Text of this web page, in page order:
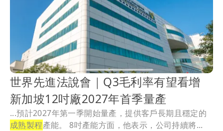
世界先進法說會｜Q3毛利率有望看增
新加坡12吋廠2027年首季量產
...預計2027年第一季開始量產，提供客戶長期且穩定的
成熟製程
產能。 8吋產能方面，他表示，公司持續將...